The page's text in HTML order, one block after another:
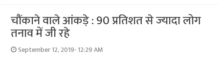
चौंकाने वाले आंकड़े : 90 प्रतिशत से ज्‍यादा लोग
तनाव में जी रहे
September 12, 2019- 12:29 AM